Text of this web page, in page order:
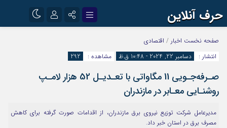
حرف آنلاین
اینستاگرام
آپارات
رمز عبور
مرا به خاطر بسپار
صفحه نخست اخبار / اقتصادی
انتشار :
دسامبر 22, 2024 - 10:48 ق.ظ مشاهده : 292
صـرفه‌جـویی 11 مگاواتی با تعـدیـل 52 هزار لامـپ
روشنـایی معـابر در مازندران
مدیرعامل شرکت توزیع نیروی برق مازندران، از اقدامات صورت گرفته برای کاهش
مصرف برق در استان خبر داد.